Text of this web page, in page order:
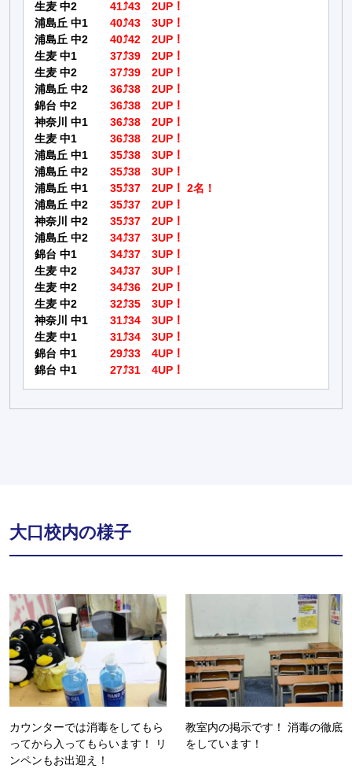
生麦 中2
41⤴43 2UP！
浦島丘 中1
40⤴43 3UP！
浦島丘 中2
40⤴42 2UP！
生麦 中1
37⤴39 2UP！
生麦 中2
37⤴39 2UP！
浦島丘 中2
36⤴38 2UP！
錦台 中2
36⤴38 2UP！
神奈川 中1
36⤴38 2UP！
生麦 中1
36⤴38 2UP！
浦島丘 中1
35⤴38 3UP！
浦島丘 中2
35⤴38 3UP！
浦島丘 中1
35⤴37 2UP！ 2名！
浦島丘 中2
35⤴37 2UP！
神奈川 中2
35⤴37 2UP！
浦島丘 中2
34⤴37 3UP！
錦台 中1
34⤴37 3UP！
生麦 中2
34⤴37 3UP！
生麦 中2
34⤴36 2UP！
生麦 中2
32⤴35 3UP！
神奈川 中1
31⤴34 3UP！
生麦 中1
31⤴34 3UP！
錦台 中1
29⤴33 4UP！
錦台 中1
27⤴31 4UP！
大口校内の様子
カウンターでは消毒をしてもら
ってから入ってもらいます！ リ
ンペンもお出迎え！
教室内の掲示です！ 消毒の徹底
をしています！